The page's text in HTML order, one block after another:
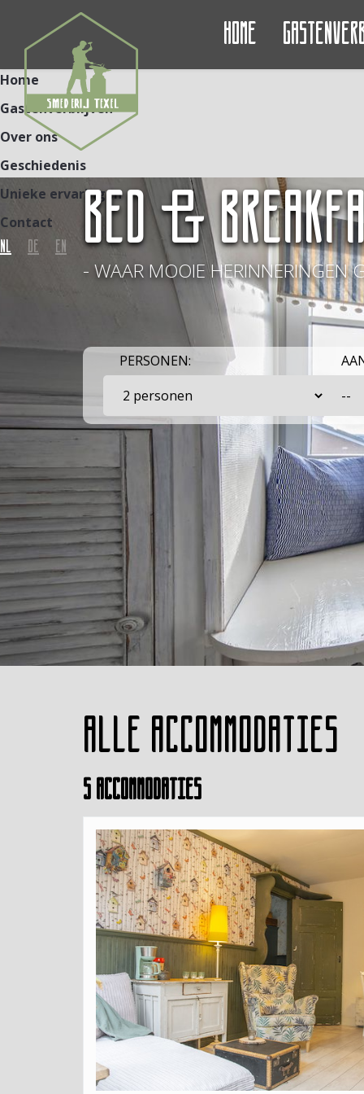
Home
Home
Gastenverblijven
Over ons
Geschiedenis
Unieke ervaringen
Contact
NL DE EN BED &
- WAAR MOOIE HERINNERINGEN
PERSONEN:
Alle accommodaties
5 accommodaties